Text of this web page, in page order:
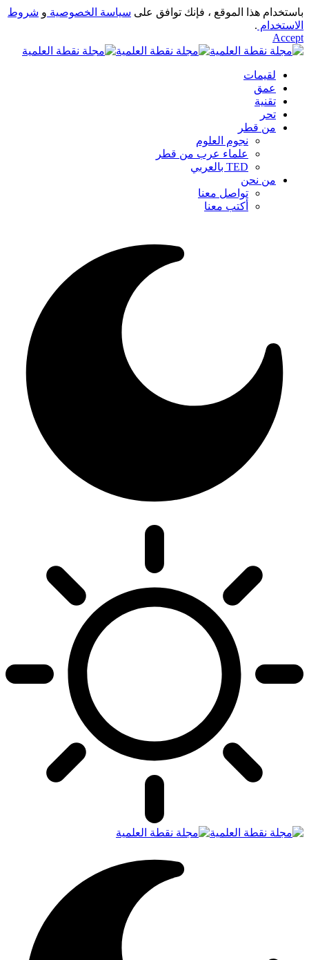
باستخدام هذا الموقع ، فإنك توافق على سياسة الخصوصية و شروط
الاستخدام .
Accept
لقيمات
عمق
تقنية
تحر
من قطر
نجوم العلوم
علماء عرب من قطر
TED بالعربي
من نحن
تواصل معنا
أكتب معنا